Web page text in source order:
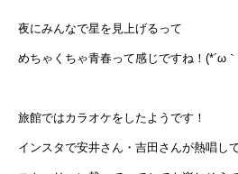
夜にみんなで星を見上げるって
めちゃくちゃ青春って感じですね！(*´ω
旅館ではカラオケをしたようです！
インスタで安井さん・吉田さんが熱唱し